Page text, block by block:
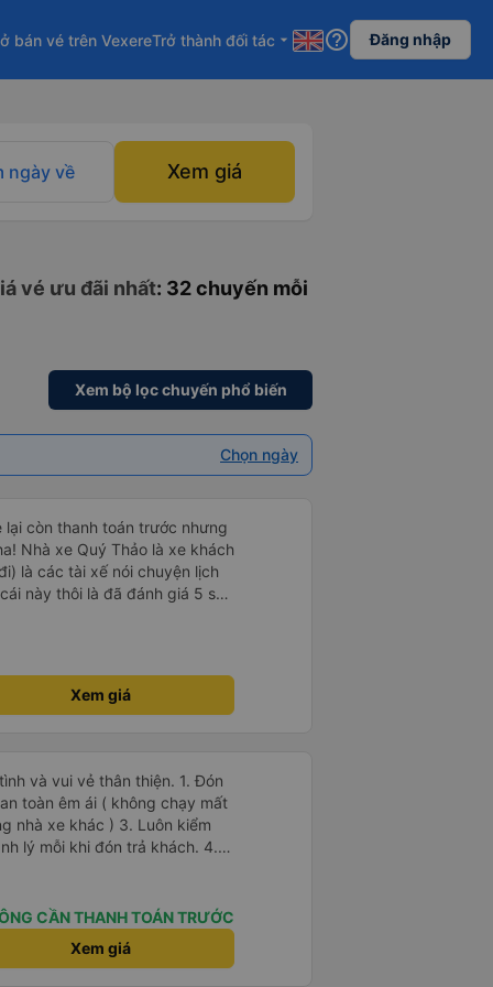
bán vé trên VexereTrở thành đối tác arrow_drop_down help_outline Đăng nhập
ngày về Xem giá
vé ưu đãi nhất: 32 chuyến mỗi
Xem bộ lọc chuyến phổ biến
Chọn ngày
còn thanh toán trước nhưng
Nhà xe Quý Thảo là xe khách
là các tài xế nói chuyện lịch
này thôi là đã đánh giá 5 sao
Xem giá
vui vẻ thân thiện. 1. Đón
nhà xe khác ) 3. Luôn kiểm
lý mỗi khi đón trả khách. 4.
Trên cả tuyệt
CẦN THANH TOÁN TRƯỚC
Xem giá